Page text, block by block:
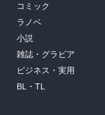
コミック
ラノベ
小説
雑誌・グラビア
ビジネス・実用
BL・TL